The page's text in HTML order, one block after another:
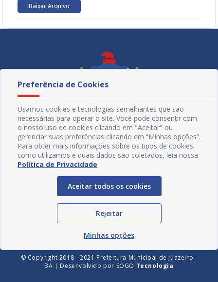
Baixar Arquivo
Redes Sociais
© Copyright 2018 - 2021 Prefeitura Municipal de Juazeiro -
BA | Desenvolvido por SOGO Tecnologia
Preferência de Cookies
Usamos cookies e tecnologias semelhantes que são
necessárias para operar o site. Você pode consentir com
o nosso uso de cookies clicando em "Aceitar" ou
gerenciar suas preferências clicando em “Minhas opções”.
Para obter mais informações sobre os tipos de cookies,
como utilizamos e quais dados são coletados, leia nossa
Política de Privacidade.
Aceitar todos os cookies
Rejeitar
Minhas opções